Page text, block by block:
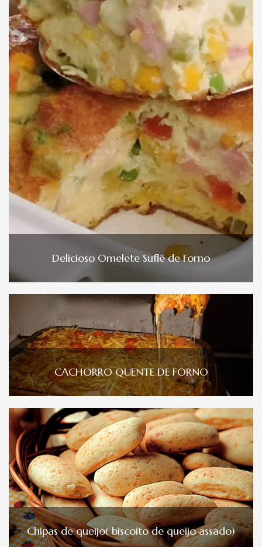
Delicioso Omelete Suflê de Forno
CACHORRO QUENTE DE FORNO
Chipas de queijo( biscoito de queijo assado)